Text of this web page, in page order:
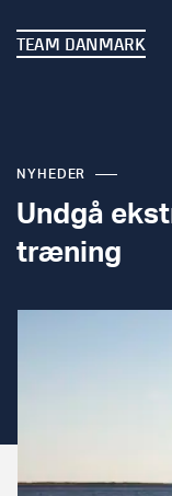
TEAM DANMARK
NYHEDER
Undgå
træning